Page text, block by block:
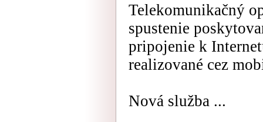
Telekomunikačný
spustenie
pripojenie k
realizované cez
Nová služba ...